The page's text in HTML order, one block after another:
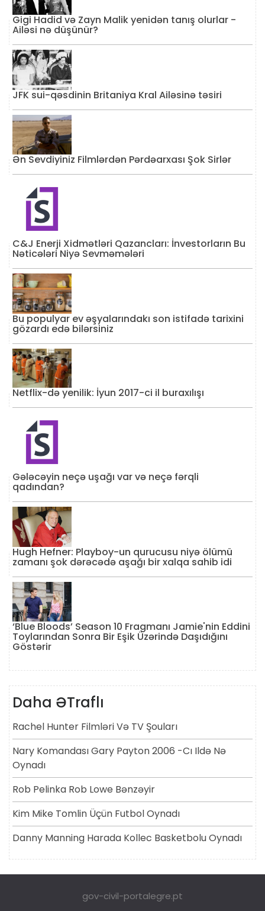
Gigi Hadid və Zayn Malik yenidən tanış olurlar -
Ailəsi nə düşünür?
JFK sui-qəsdinin Britaniya Kral Ailəsinə təsiri
Ən Sevdiyiniz Filmlərdən Pərdəarxası Şok Sirlər
C&J Enerji Xidmətləri Qazancları: İnvestorların Bu
Nəticələri Niyə Sevməmələri
Bu populyar ev əşyalarındakı son istifadə tarixini
gözardı edə bilərsiniz
Netflix-də yenilik: İyun 2017-ci il buraxılışı
Gələcəyin neçə uşağı var və neçə fərqli
qadından?
Hugh Hefner: Playboy-un qurucusu niyə ölümü
zamanı şok dərəcədə aşağı bir xalqa sahib idi
‘Blue Bloods’ Season 10 Fragmanı Jamie'nin Eddini
Toylarından Sonra Bir Eşik Üzərində Daşıdığını
Göstərir
Daha ƏTraflı
Rachel Hunter Filmləri Və TV Şouları
Nary Komandası Gary Payton 2006 -cı Ildə Nə
Oynadı
Rob Pelinka Rob Lowe Bənzəyir
Kim Mike Tomlin Üçün Futbol Oynadı
Danny Manning Harada Kollec Basketbolu Oynadı
gov-civil-portalegre.pt